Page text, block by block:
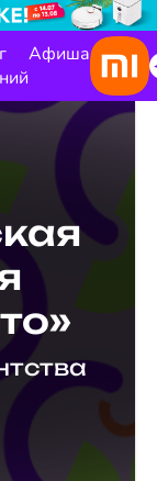
Афиша